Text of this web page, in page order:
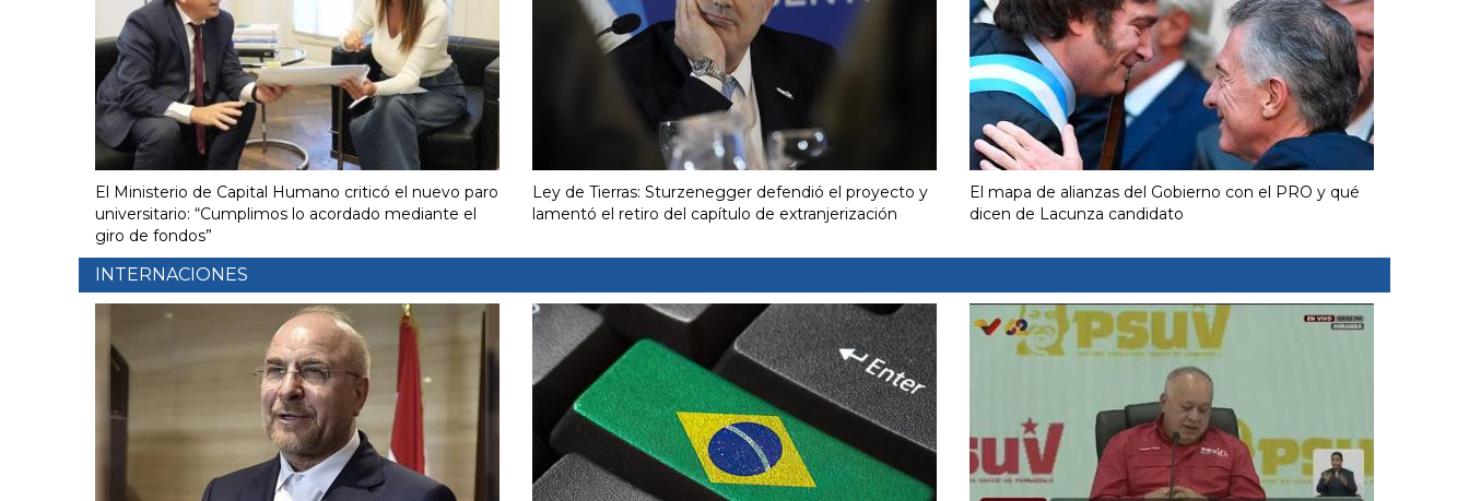
El Ministerio de Capital Humano criticó el nuevo paro
universitario: “Cumplimos lo acordado mediante el
giro de fondos”
Ley de Tierras: Sturzenegger defendió el proyecto y
lamentó el retiro del capítulo de extranjerización
El mapa de alianzas del Gobierno con el PRO y qué
dicen de Lacunza candidato
INTERNACIONES